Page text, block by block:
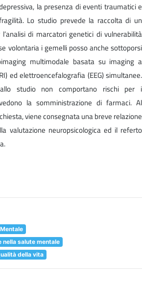
la presenza di eventi traumatici e
Lo studio prevede la raccolta di un
di marcatori genetici di vulnerabilità
volontaria i gemelli posso anche sottoporsi
multimodale basata su imaging a
ed elettroencefalografia (EEG) simultanee.
studio non comportano rischi per i
la somministrazione di farmaci. Al
viene consegnata una breve relazione
valutazione neuropsicologica ed il referto
nella salute mentale
della vita